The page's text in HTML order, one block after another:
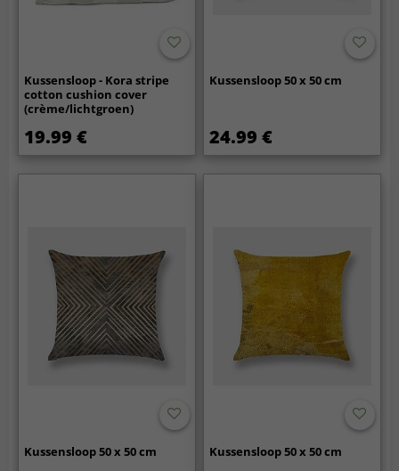
Kussensloop - Kora stripe
cotton cushion cover
(crème/lichtgroen)
19.99 €
Kussensloop 50 x 50 cm
24.99 €
Kussensloop 50 x 50 cm Kussensloop 50 x 50 cm